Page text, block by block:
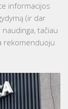
informacijos
(ir dar
tačiau
rekomenduoju